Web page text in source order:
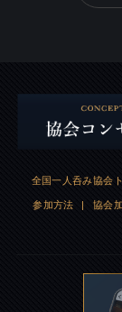
全国一人呑み協会
参加方法 | 協会